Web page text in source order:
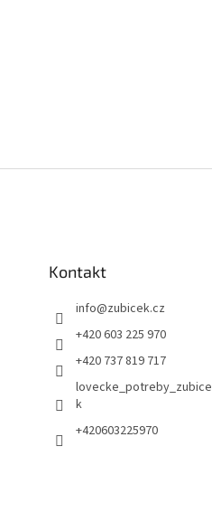
Kontakt
info@zubicek.cz
+420 603 225 970
+420 737 819 717
lovecke_potreby_zubice
k
+420603225970